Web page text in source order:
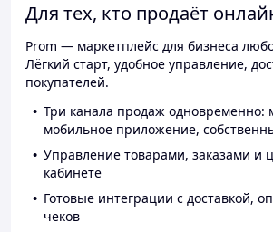
Для тех, кто продаёт
Prom — маркетплейс для бизнеса
Лёгкий старт, удобное управление,
покупателей.
Три канала продаж одновременно:
мобильное приложение,
Управление товарами, заказами и
кабинете
Готовые интеграции с доставкой,
чеков